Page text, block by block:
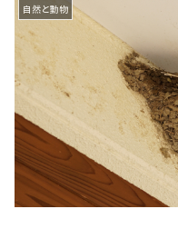
自然と動物